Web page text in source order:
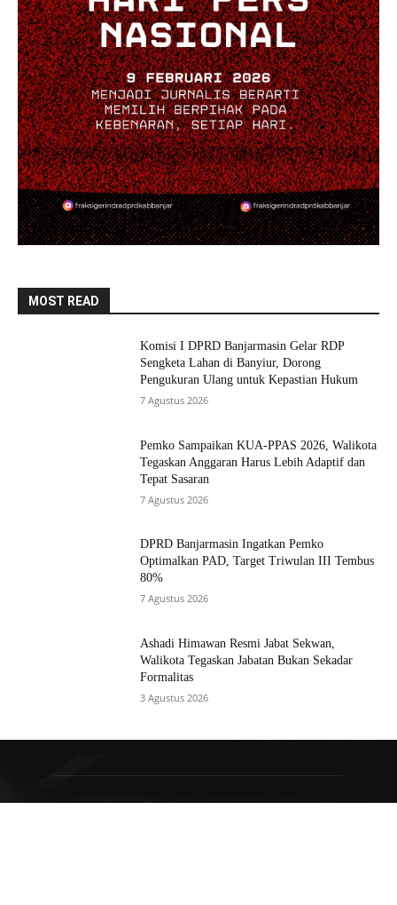
MOST READ
Komisi I DPRD Banjarmasin Gelar RDP
Sengketa Lahan di Banyiur, Dorong
Pengukuran Ulang untuk Kepastian Hukum
7 Agustus 2026
Pemko Sampaikan KUA-PPAS 2026, Walikota
Tegaskan Anggaran Harus Lebih Adaptif dan
Tepat Sasaran
7 Agustus 2026
DPRD Banjarmasin Ingatkan Pemko
Optimalkan PAD, Target Triwulan III Tembus
80%
7 Agustus 2026
Ashadi Himawan Resmi Jabat Sekwan,
Walikota Tegaskan Jabatan Bukan Sekadar
Formalitas
3 Agustus 2026